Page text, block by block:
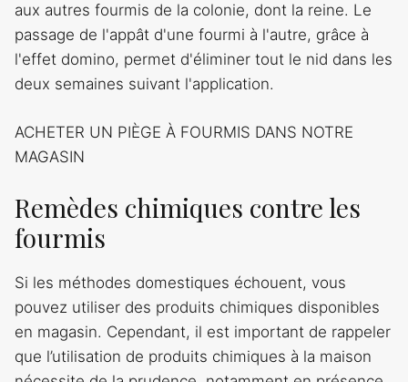
aux autres fourmis de la colonie, dont la reine. Le
passage de l'appât d'une fourmi à l'autre, grâce à
l'effet domino, permet d'éliminer tout le nid dans les
deux semaines suivant l'application.
ACHETER UN PIÈGE À FOURMIS DANS NOTRE
MAGASIN
Remèdes chimiques contre les
fourmis
Si les méthodes domestiques échouent, vous
pouvez utiliser des produits chimiques disponibles
en magasin. Cependant, il est important de rappeler
que l’utilisation de produits chimiques à la maison